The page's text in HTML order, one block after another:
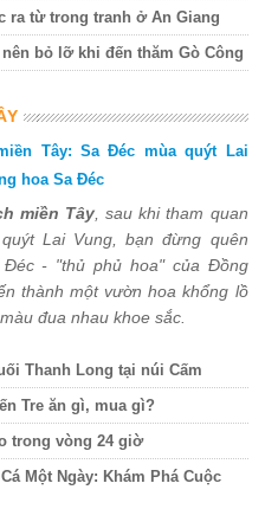
ra từ trong tranh ở An Giang
bỏ lỡ khi đến thăm Gò Công
Tây: Sa Đéc mùa quýt Lai
hoa Sa Đéc
miền Tây, sau khi tham quan
Lai Vung, bạn đừng quên
- "thủ phủ hoa" của Đồng
thành một vườn hoa khổng lồ
đua nhau khoe sắc.
Thanh Long tại núi Cấm
Tre ăn gì, mua gì?
trong vòng 24 giờ
Một Ngày: Khám Phá Cuộc